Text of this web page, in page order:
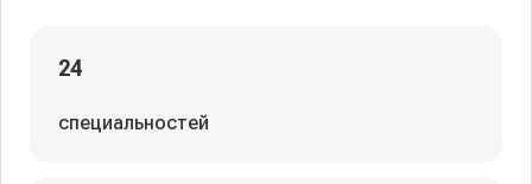
24
специальностей